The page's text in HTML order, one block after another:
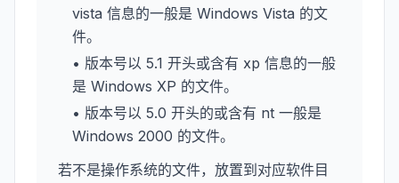
vista 信息的一般是 Windows Vista 的文
件。
• 版本号以 5.1 开头或含有 xp 信息的一般
是 Windows XP 的文件。
• 版本号以 5.0 开头的或含有 nt 一般是
Windows 2000 的文件。
若不是操作系统的文件，放置到对应软件目